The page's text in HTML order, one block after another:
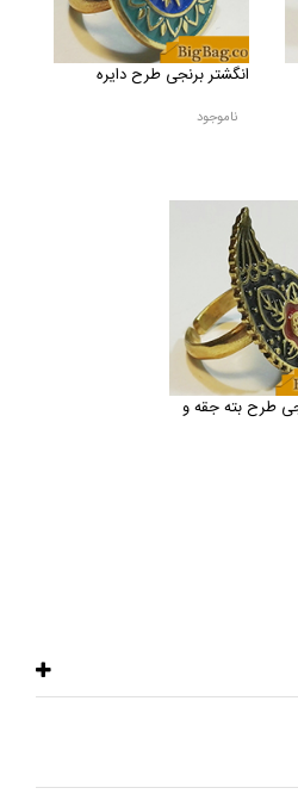
انگشتر برنجی طرح دایره
ناموجود
طرح بته جقه و